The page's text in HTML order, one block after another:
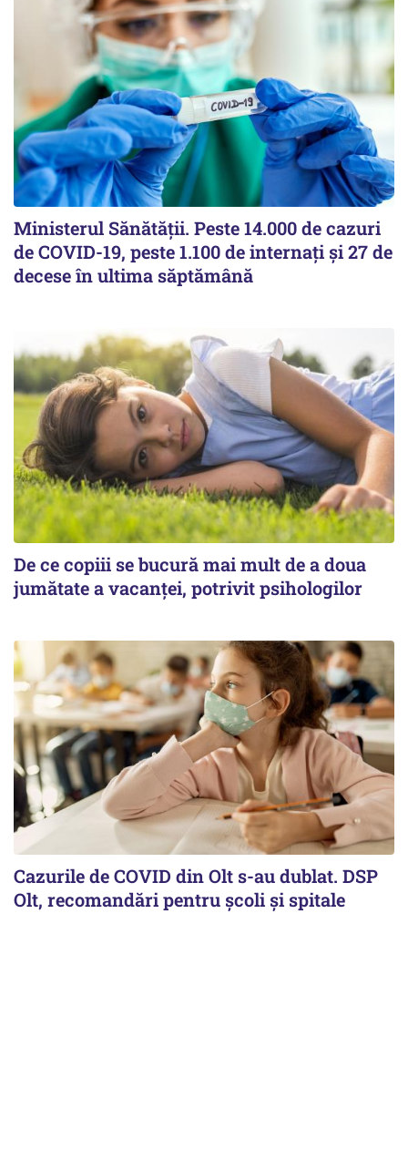
Ministerul Sănătății. Peste 14.000 de cazuri
de COVID-19, peste 1.100 de internați și 27 de
decese în ultima săptămână
De ce copiii se bucură mai mult de a doua
jumătate a vacanței, potrivit psihologilor
Cazurile de COVID din Olt s-au dublat. DSP
Olt, recomandări pentru școli și spitale